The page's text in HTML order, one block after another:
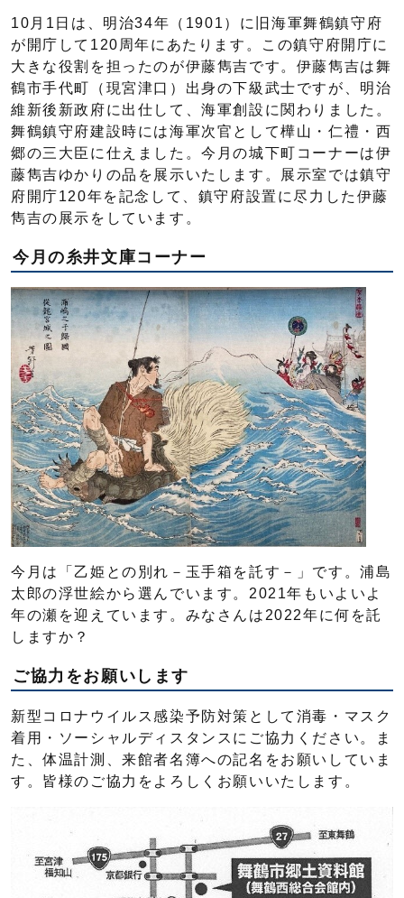
10月1日は、明治34年（1901）に旧海軍舞鶴鎮守府
が開庁して120周年にあたります。この鎮守府開庁に
大きな役割を担ったのが伊藤雋吉です。伊藤雋吉は舞
鶴市手代町（現宮津口）出身の下級武士ですが、明治
維新後新政府に出仕して、海軍創設に関わりました。
舞鶴鎮守府建設時には海軍次官として樺山・仁禮・西
郷の三大臣に仕えました。今月の城下町コーナーは伊
藤雋吉ゆかりの品を展示いたします。展示室では鎮守
府開庁120年を記念して、鎮守府設置に尽力した伊藤
雋吉の展示をしています。
今月の糸井文庫コーナー
今月は「乙姫との別れ－玉手箱を託す－」です。浦島
太郎の浮世絵から選んでいます。2021年もいよいよ
年の瀬を迎えています。みなさんは2022年に何を託
しますか？
ご協力をお願いします
新型コロナウイルス感染予防対策として消毒・マスク
着用・ソーシャルディスタンスにご協力ください。ま
た、体温計測、来館者名簿への記名をお願いしていま
す。皆様のご協力をよろしくお願いいたします。